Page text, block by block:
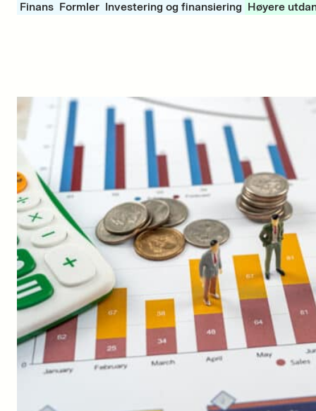
Finans Formler Investering og finansiering Høyere